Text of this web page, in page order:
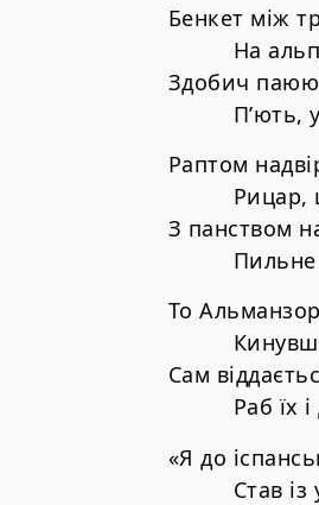
Бенкет між
На
Здобич
П’ють,
Раптом
Рицар, що
З панством
Пильне
То
Кинувши
Сам
Раб їх і
«Я до
Став із